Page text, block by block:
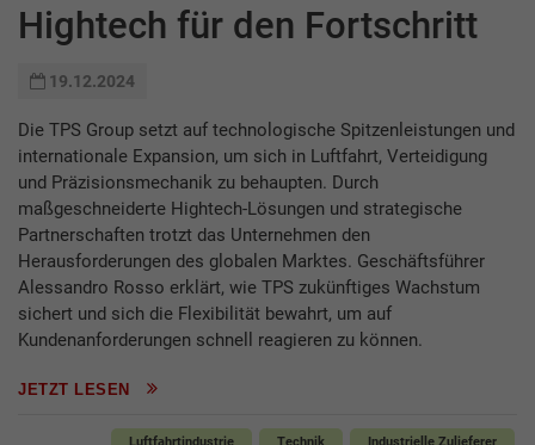
Hightech für den Fortschritt
19.12.2024
Die TPS Group setzt auf technologische Spitzenleistungen und
internationale Expansion, um sich in Luftfahrt, Verteidigung
und Präzisionsmechanik zu behaupten. Durch
maßgeschneiderte Hightech-Lösungen und strategische
Partnerschaften trotzt das Unternehmen den
Herausforderungen des globalen Marktes. Geschäftsführer
Alessandro Rosso erklärt, wie TPS zukünftiges Wachstum
sichert und sich die Flexibilität bewahrt, um auf
Kundenanforderungen schnell reagieren zu können.
JETZT LESEN